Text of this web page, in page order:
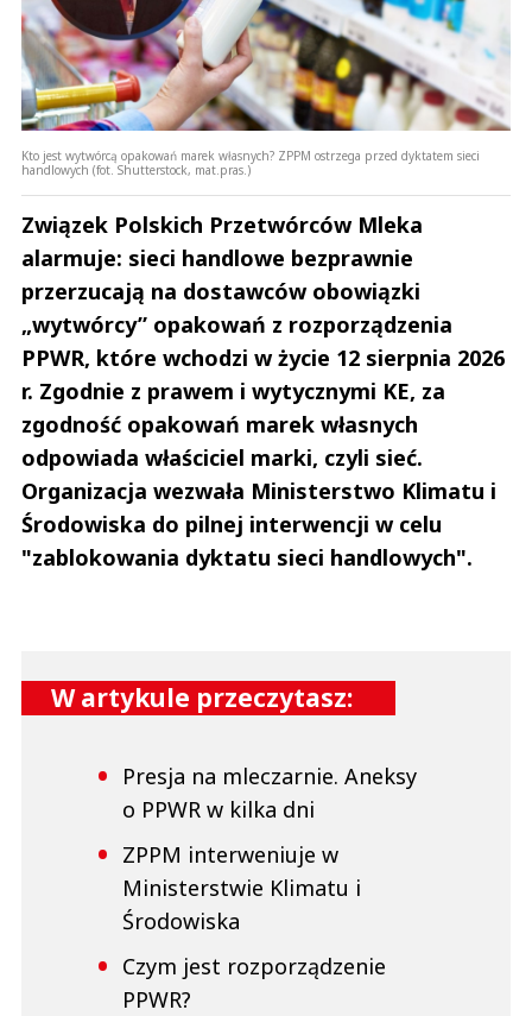
Kto jest wytwórcą opakowań marek własnych? ZPPM ostrzega przed dyktatem sieci
handlowych (fot. Shutterstock, mat.pras.)
Związek Polskich Przetwórców Mleka
alarmuje: sieci handlowe bezprawnie
przerzucają na dostawców obowiązki
„wytwórcy” opakowań z rozporządzenia
PPWR, które wchodzi w życie 12 sierpnia 2026
r. Zgodnie z prawem i wytycznymi KE, za
zgodność opakowań marek własnych
odpowiada właściciel marki, czyli sieć.
Organizacja wezwała Ministerstwo Klimatu i
Środowiska do pilnej interwencji w celu
"zablokowania dyktatu sieci handlowych".
W artykule przeczytasz:
Presja na mleczarnie. Aneksy
o PPWR w kilka dni
ZPPM interweniuje w
Ministerstwie Klimatu i
Środowiska
Czym jest rozporządzenie
PPWR?